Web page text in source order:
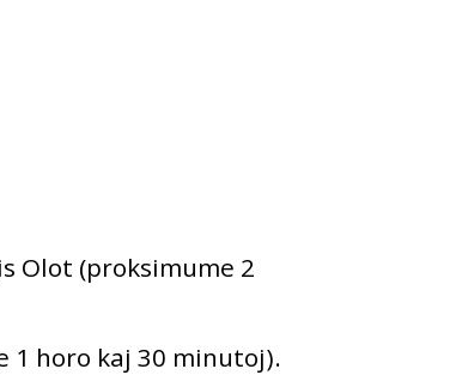
Olot (proksimume 2
1 horo kaj 30 minutoj).